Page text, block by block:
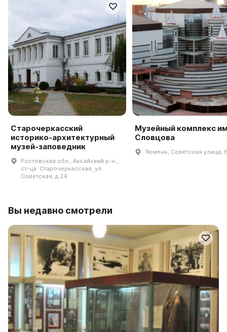
Старочеркасский
историко-архитектурный
музей-заповедник
Ростовская обл., Аксайский р-н.,
ст-ца. Старочеркасская, ул.
Советская, д 24
Музейный комплекс
Словцова
Тюмень, Советская улица,
Вы недавно смотрели